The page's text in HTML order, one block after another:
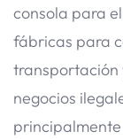
consola para
fábricas para
transportación
negocios
principalmente